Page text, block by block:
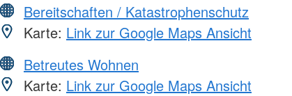
Bereitschaften / Katastrophenschutz
Karte: Link zur Google Maps Ansicht
Betreutes Wohnen
Karte: Link zur Google Maps Ansicht